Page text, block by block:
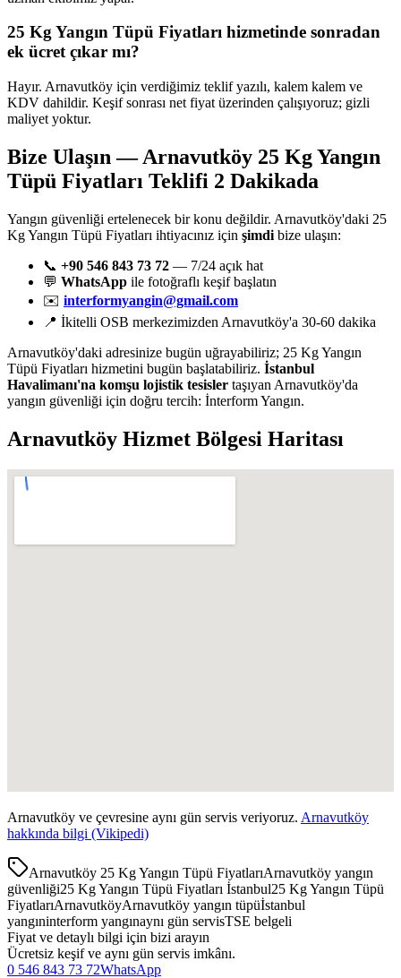
25 Kg Yangın Tüpü Fiyatları hizmetinde sonradan
ek ücret çıkar mı?
Hayır. Arnavutköy için verdiğimiz teklif yazılı, kalem kalem ve
KDV dahildir. Keşif sonrası net fiyat üzerinden çalışıyoruz; gizli
maliyet yoktur.
Bize Ulaşın — Arnavutköy 25 Kg Yangın
Tüpü Fiyatları Teklifi 2 Dakikada
Yangın güvenliği ertelenecek bir konu değildir. Arnavutköy'daki 25
Kg Yangın Tüpü Fiyatları ihtiyacınız için şimdi bize ulaşın:
📞 +90 546 843 73 72 — 7/24 açık hat
💬 WhatsApp ile fotoğraflı keşif başlatın
✉️ interformyangin@gmail.com
📍 İkitelli OSB merkezimizden Arnavutköy'a 30-60 dakika
Arnavutköy'daki adresinize bugün uğrayabiliriz; 25 Kg Yangın
Tüpü Fiyatları hizmetini bugün başlatabiliriz. İstanbul
Havalimanı'na komşu lojistik tesisler taşıyan Arnavutköy'da
yangın güvenliği için doğru tercih: İnterform Yangın.
Arnavutköy Hizmet Bölgesi Haritası
Arnavutköy ve çevresine aynı gün servis veriyoruz. Arnavutköy
hakkında bilgi (Vikipedi)
Arnavutköy 25 Kg Yangın Tüpü FiyatlarıArnavutköy yangın
güvenliği25 Kg Yangın Tüpü Fiyatları İstanbul25 Kg Yangın Tüpü
FiyatlarıArnavutköyArnavutköy yangın tüpüİstanbul
yangıninterform yangınaynı gün servisTSE belgeli
Fiyat ve detaylı bilgi için bizi arayın
Ücretsiz keşif ve aynı gün servis imkânı.
0 546 843 73 72WhatsApp